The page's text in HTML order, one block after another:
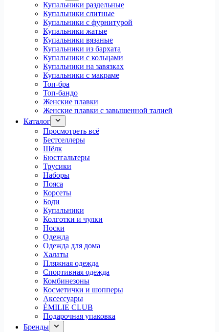
Купальники раздельные
Купальники слитные
Купальники с фурнитурой
Купальники жатые
Купальники вязаные
Купальники из бархата
Купальники с кольцами
Купальники на завязках
Купальники с макраме
Топ-бра
Топ-бандо
Женские плавки
Женские плавки с завышенной талией
Каталог
Просмотреть всё
Бестселлеры
Шёлк
Бюстгальтеры
Трусики
Наборы
Пояса
Корсеты
Боди
Купальники
Колготки и чулки
Носки
Одежда
Одежда для дома
Халаты
Пляжная одежда
Спортивная одежда
Комбинезоны
Косметички и шопперы
Аксессуары
ÉMILIE CLUB
Подарочная упаковка
Бренды